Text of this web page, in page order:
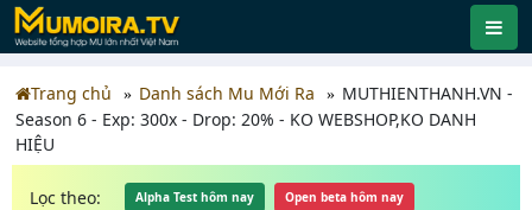
Trang chủ Danh sách Mu Mới Ra
MUTHIENTHANH.VN -
Season 6 - Exp: 300x - Drop: 20% - KO WEBSHOP,KO DANH
HIỆU
Lọc theo: Alpha Test hôm nay Open beta hôm nay